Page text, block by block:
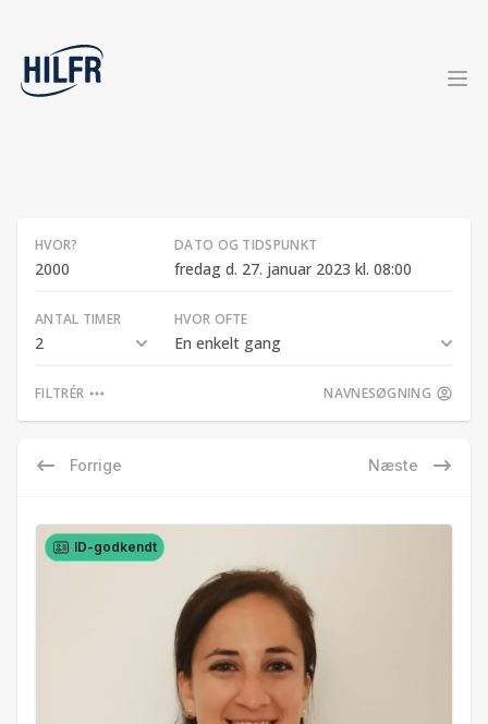
HVOR? DATO OG TIDSPUNKT
fredag d. 27. januar 2023 kl. 08:00
ANTAL TIMER
2
HVOR OFTE
En enkelt gang
FILTRÉR NAVNESØGNING
Forrige Næste
ID-godkendt